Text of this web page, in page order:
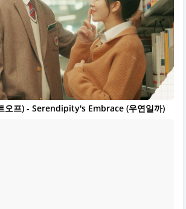
오프) - Serendipity's Embrace (우연일까)